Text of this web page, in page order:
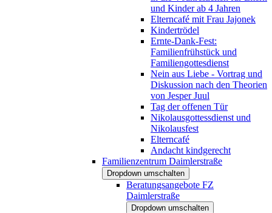
und Kinder ab 4 Jahren
Elterncafé mit Frau Jajonek
Kindertrödel
Ernte-Dank-Fest:
Familienfrühstück und
Familiengottesdienst
Nein aus Liebe - Vortrag und
Diskussion nach den Theorien
von Jesper Juul
Tag der offenen Tür
Nikolausgottessdienst und
Nikolausfest
Elterncafé
Andacht kindgerecht
Familienzentrum Daimlerstraße
Dropdown umschalten
Beratungsangebote FZ
Daimlerstraße
Dropdown umschalten